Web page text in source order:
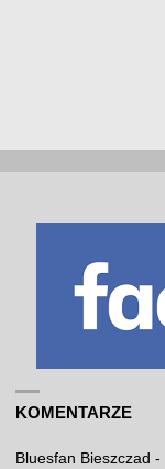
KOMENTARZE
Bluesfan Bieszczad -